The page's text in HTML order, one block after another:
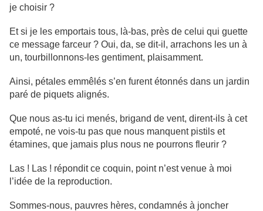
je choisir ?
Et si je les emportais tous, là-bas, près de celui qui guette
ce message farceur ? Oui, da, se dit-il, arrachons les un à
un, tourbillonnons-les gentiment, plaisamment.
Ainsi, pétales emmêlés s’en furent étonnés dans un jardin
paré de piquets alignés.
Que nous as-tu ici menés, brigand de vent, dirent-ils à cet
empoté, ne vois-tu pas que nous manquent pistils et
étamines, que jamais plus nous ne pourrons fleurir ?
Las ! Las ! répondit ce coquin, point n’est venue à moi
l’idée de la reproduction.
Sommes-nous, pauvres hères, condamnés à joncher